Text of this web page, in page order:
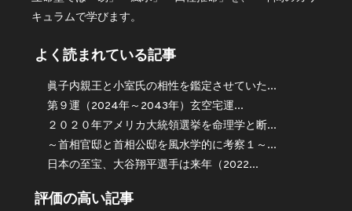
キュラムで学びます。
よく読まれている記事
眞子内親王と小室氏の相性を鑑定させていた...
第９運（2024年～2043年）玄空宅運...
２０２０年アメリカ大統領選挙を命理学と断...
～首相官邸と首相公邸を風水学的に考察１～...
日本の至宝、大谷翔平選手は来年（2022...
評価の高い記事